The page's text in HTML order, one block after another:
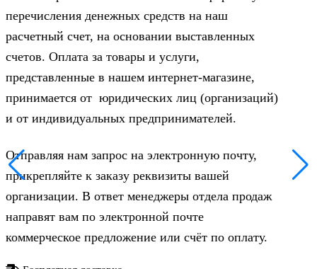
перечисления денежных средств на наш
расчетный счет, на основании выставленных
счетов. Оплата за товары и услуги,
представленные в нашем интернет-магазине,
принимается от юридических лиц (организаций)
и от индивидуальных предпринимателей.
Отправляя нам запрос на электронную почту,
прикрепляйте к заказу реквизиты вашей
организации. В ответ менеджеры отдела продаж
направят вам по электронной почте
коммерческое предложение или счёт по оплату.